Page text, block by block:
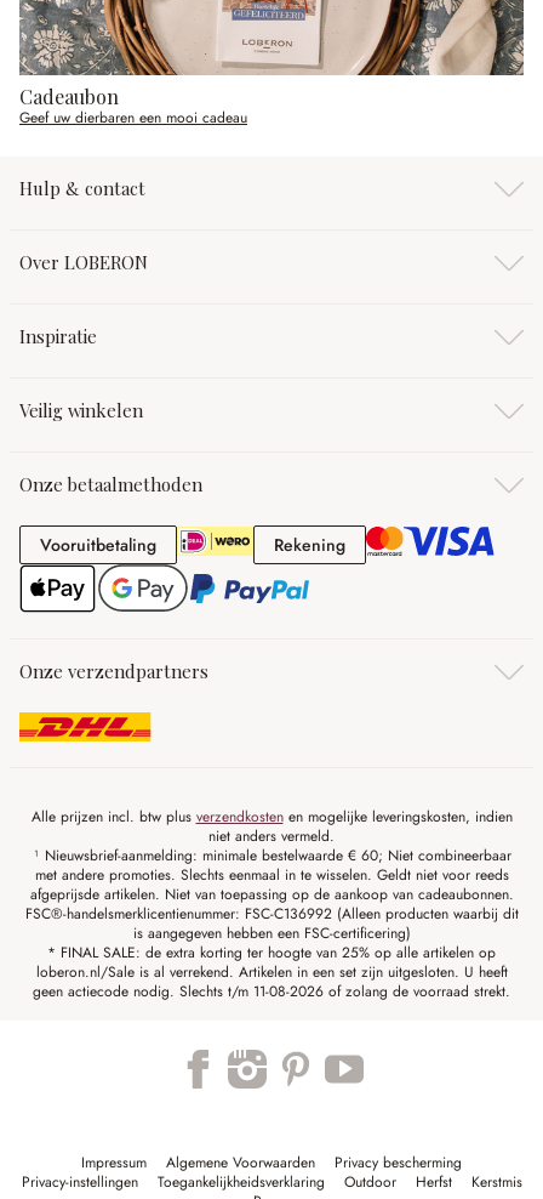
Cadeaubon
Geef uw dierbaren een mooi cadeau
Hulp & contact
Over LOBERON
Inspiratie
Veilig winkelen
Onze betaalmethoden
VooruitbetalingVooruitbetaling RekeningRekening
Onze verzendpartners
Alle prijzen incl. btw plus verzendkostenen mogelijke leveringskosten, indien
niet anders vermeld.
¹ Nieuwsbrief-aanmelding: minimale bestelwaarde € 60; Niet combineerbaar
met andere promoties. Slechts eenmaal in te wisselen. Geldt niet voor reeds
afgeprijsde artikelen. Niet van toepassing op de aankoop van cadeaubonnen.
FSC®-handelsmerklicentienummer: FSC-C136992 (Alleen producten waarbij dit
is aangegeven hebben een FSC-certificering)
* FINAL SALE: de extra korting ter hoogte van 25% op alle artikelen op
loberon.nl/Sale is al verrekend. Artikelen in een set zijn uitgesloten. U heeft
geen actiecode nodig. Slechts t/m 11-08-2026 of zolang de voorraad strekt.
Impressum Algemene Voorwaarden
Privacy bescherming
Privacy-instellingen
Toegankelijkheidsverklaring Outdoor Herfst
Kerstmis